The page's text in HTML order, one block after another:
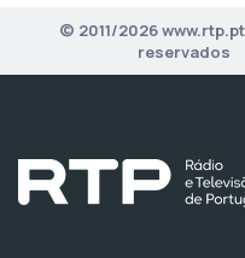
© 2011/2026
reservados